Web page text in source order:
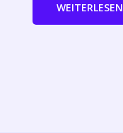
WEITERLESEN